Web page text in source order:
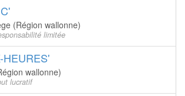
(Région wallonne)
limitée
HEURES'
wallonne)
lucratif